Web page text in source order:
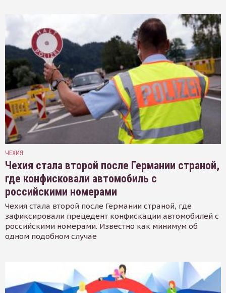
ЧЕХИЯ
Чехия стала второй после Германии страной,
где конфисковали автомобиль с
российскими номерами
Чехия стала второй после Германии страной, где
зафиксировали прецедент конфискации автомобилей с
российскими номерами. Известно как минимум об
одном подобном случае